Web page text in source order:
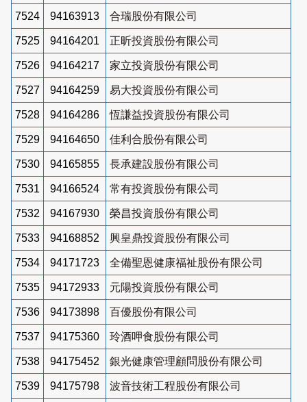
7524 94163913 合瑞股份有限公司
7525 94164201 正昕投資股份有限公司
7526 94164217 家立投資股份有限公司
7527 94164259 易大投資股份有限公司
7528 94164286 恆謙益投資股份有限公司
7529 94164650 佳利合股份有限公司
7530 94165855 長承建設股份有限公司
7531 94166524 常有投資股份有限公司
7532 94167930 榮昌投資股份有限公司
7533 94168852 興皇鼎投資股份有限公司
7534 94171723 全備聖恩健康福祉股份有限公司
7535 94172933 元陽投資股份有限公司
7536 94173898 百優股份有限公司
7537 94175360 玲酒呷食股份有限公司
7538 94175452 銀光健康管理顧問股份有限公司
7539 94175798 波音技術工程股份有限公司